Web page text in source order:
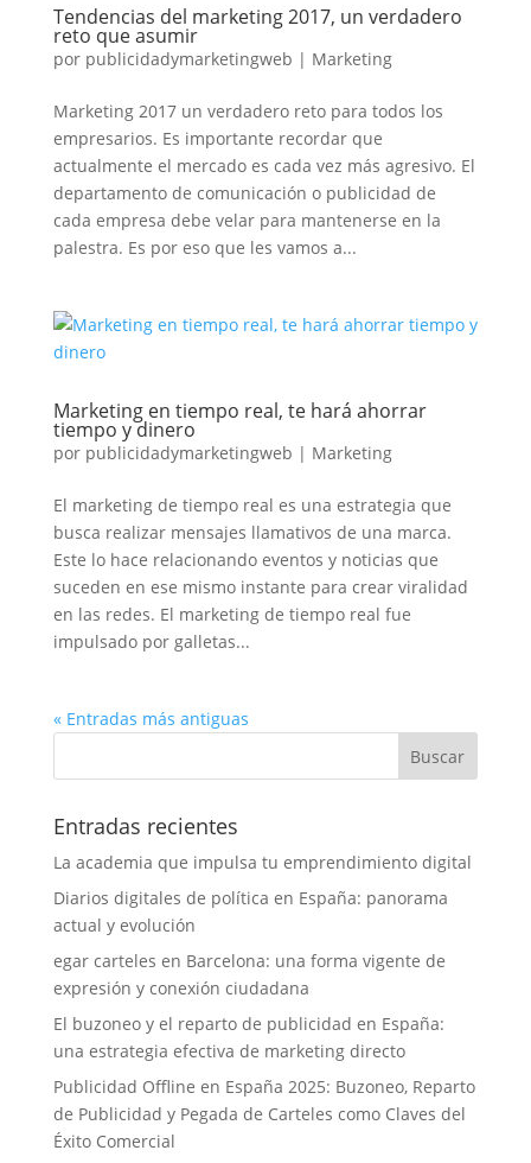
Tendencias del marketing 2017, un verdadero
reto que asumir
por publicidadymarketingweb | Marketing
Marketing 2017 un verdadero reto para todos los
empresarios. Es importante recordar que
actualmente el mercado es cada vez más agresivo. El
departamento de comunicación o publicidad de
cada empresa debe velar para mantenerse en la
palestra. Es por eso que les vamos a...
Marketing en tiempo real, te hará ahorrar
tiempo y dinero
por publicidadymarketingweb | Marketing
El marketing de tiempo real es una estrategia que
busca realizar mensajes llamativos de una marca.
Este lo hace relacionando eventos y noticias que
suceden en ese mismo instante para crear viralidad
en las redes. El marketing de tiempo real fue
impulsado por galletas...
« Entradas más antiguas
Entradas recientes
La academia que impulsa tu emprendimiento digital
Diarios digitales de política en España: panorama
actual y evolución
egar carteles en Barcelona: una forma vigente de
expresión y conexión ciudadana
El buzoneo y el reparto de publicidad en España:
una estrategia efectiva de marketing directo
Publicidad Offline en España 2025: Buzoneo, Reparto
de Publicidad y Pegada de Carteles como Claves del
Éxito Comercial